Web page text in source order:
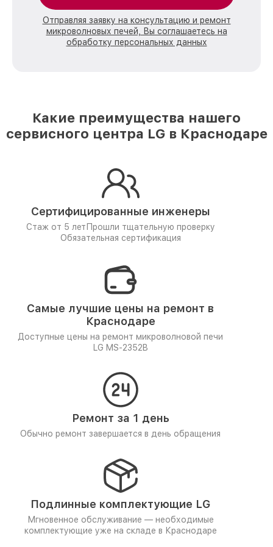
Отправляя заявку на консультацию и ремонт
микроволновых печей, Вы соглашаетесь на
обработку персональных данных
Какие преимущества нашего
сервисного центра LG в Краснодаре
Сертифицированные инженеры
Стаж от 5 лет Прошли тщательную проверку
Обязательная сертификация
Самые лучшие цены на ремонт в
Краснодаре
Доступные цены на ремонт микроволновой печи
LG MS-2352B
Ремонт за 1 день
Обычно ремонт завершается в день обращения
Подлинные комплектующие LG
Мгновенное обслуживание — необходимые
комплектующие уже на складе в Краснодаре